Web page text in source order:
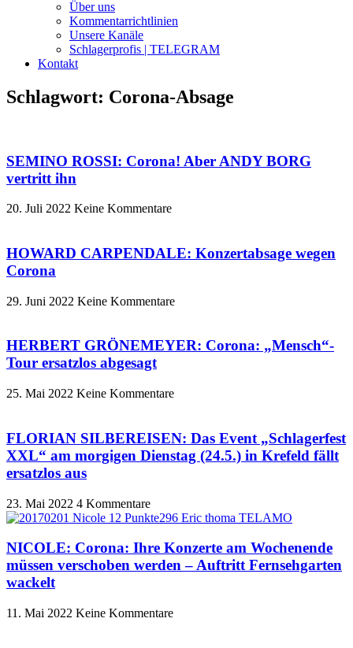
Über uns
Kommentarrichtlinien
Unsere Kanäle
Schlagerprofis | TELEGRAM
Kontakt
Schlagwort: Corona-Absage
SEMINO ROSSI: Corona! Aber ANDY BORG
vertritt ihn
20. Juli 2022 Keine Kommentare
HOWARD CARPENDALE: Konzertabsage wegen
Corona
29. Juni 2022 Keine Kommentare
HERBERT GRÖNEMEYER: Corona: „Mensch“-
Tour ersatzlos abgesagt
25. Mai 2022 Keine Kommentare
FLORIAN SILBEREISEN: Das Event „Schlagerfest
XXL“ am morgigen Dienstag (24.5.) in Krefeld fällt
ersatzlos aus
23. Mai 2022 4 Kommentare
NICOLE: Corona: Ihre Konzerte am Wochenende
müssen verschoben werden – Auftritt Fernsehgarten
wackelt
11. Mai 2022 Keine Kommentare